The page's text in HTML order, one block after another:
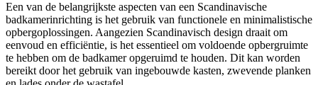
Een van de belangrijkste aspecten van een Scandinavische
badkamerinrichting is het gebruik van functionele en minimalistische
opbergoplossingen. Aangezien Scandinavisch design draait om
eenvoud en efficiëntie, is het essentieel om voldoende opbergruimte
te hebben om de badkamer opgeruimd te houden. Dit kan worden
bereikt door het gebruik van ingebouwde kasten, zwevende planken